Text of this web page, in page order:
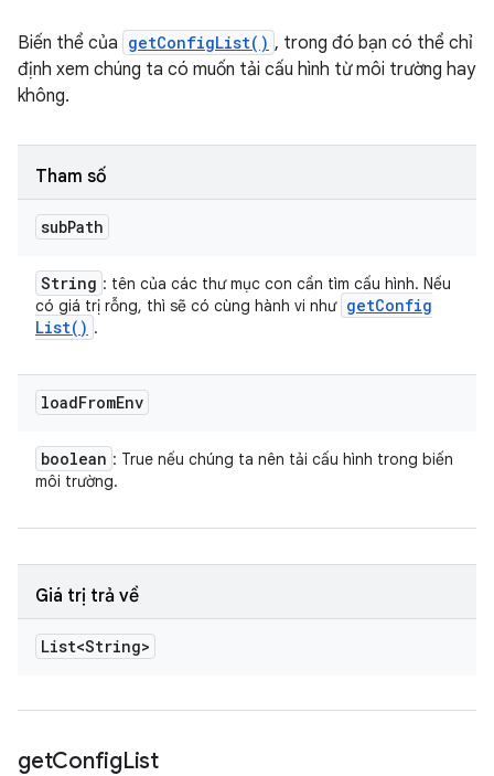
Biến thể của getConfigList() , trong đó bạn có thể chỉ
định xem chúng ta có muốn tải cấu hình từ môi trường hay
không.
Tham số
subPath
String : tên của các thư mục con cần tìm cấu hình. Nếu
có giá trị rỗng, thì sẽ có cùng hành vi như getConfig
List( ) .
loadFromEnv
boolean : True nếu chúng ta nên tải cấu hình trong biến
môi trường.
Giá trị trả về
List<String>
getConfigList